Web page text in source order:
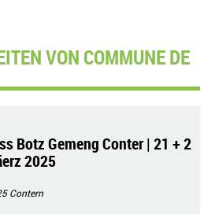
VON COMMUNE DE
Botz Gemeng Conter | 21 + 2
2025
Contern